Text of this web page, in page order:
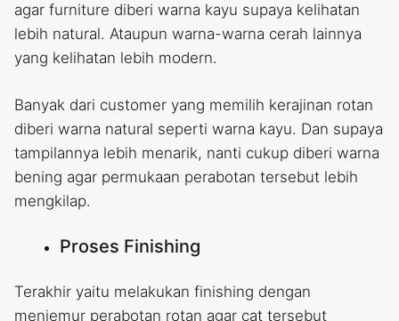
agar furniture diberi warna kayu supaya kelihatan
lebih natural. Ataupun warna-warna cerah lainnya
yang kelihatan lebih modern.
Banyak dari customer yang memilih kerajinan rotan
diberi warna natural seperti warna kayu. Dan supaya
tampilannya lebih menarik, nanti cukup diberi warna
bening agar permukaan perabotan tersebut lebih
mengkilap.
Proses Finishing
Terakhir yaitu melakukan finishing dengan
menjemur perabotan rotan agar cat tersebut